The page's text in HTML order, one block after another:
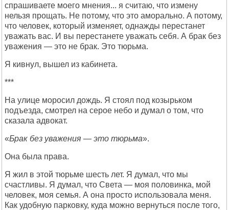
спрашиваете моего мнения... я считаю, что измену
нельзя прощать. Не потому, что это аморально. А потому,
что человек, который изменяет, однажды перестанет
уважать вас. И вы перестанете уважать себя. А брак без
уважения — это не брак. Это тюрьма.
Я кивнул, вышел из кабинета.
***
На улице моросил дождь. Я стоял под козырьком
подъезда, смотрел на серое небо и думал о том, что
сказала адвокат.
«Брак без уважения — это тюрьма».
Она была права.
Я жил в этой тюрьме шесть лет. Я думал, что мы
счастливы. Я думал, что Света — моя половинка, мой
человек, моя семья. А она просто использовала меня.
Как удобную парковку, куда можно вернуться после того,